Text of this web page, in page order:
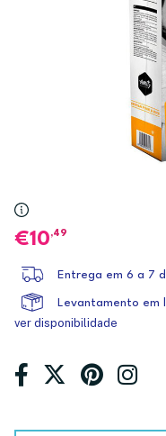
10,49
Entrega em 6 a 7
Levantamento em
ver disponibilidade